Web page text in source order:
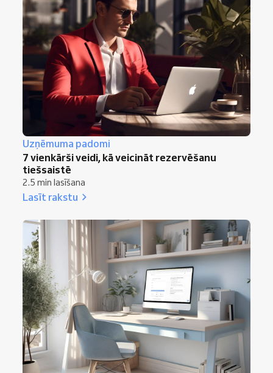
Uzņēmuma padomi
7 vienkārši veidi, kā veicināt rezervēšanu
tiešsaistē
2.5 min lasīšana
Lasīt rakstu